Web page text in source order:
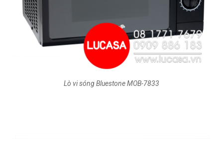
Lò vi sóng Bluestone MOB-7833